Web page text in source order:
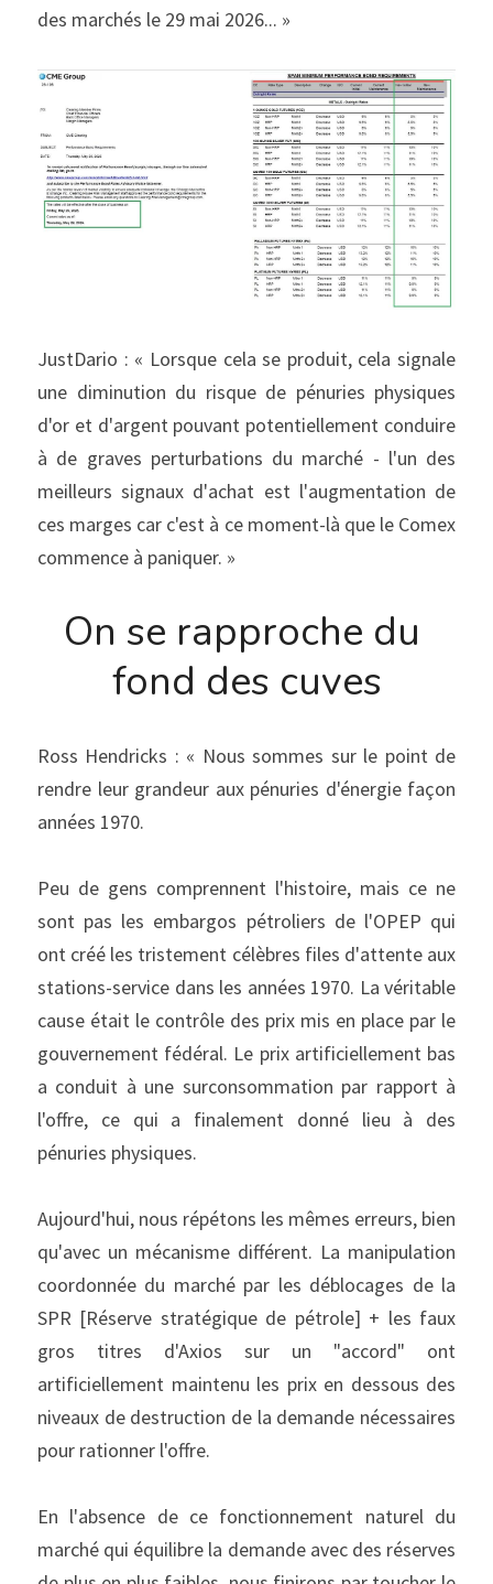
des marchés le 29 mai 2026... »
JustDario : « Lorsque cela se produit, cela signale
une diminution du risque de pénuries physiques
d'or et d'argent pouvant potentiellement conduire
à de graves perturbations du marché - l'un des
meilleurs signaux d'achat est l'augmentation de
ces marges car c'est à ce moment-là que le Comex
commence à paniquer. »
On se rapproche du
fond des cuves
Ross Hendricks : « Nous sommes sur le point de
rendre leur grandeur aux pénuries d'énergie façon
années 1970.
Peu de gens comprennent l'histoire, mais ce ne
sont pas les embargos pétroliers de l'OPEP qui
ont créé les tristement célèbres files d'attente aux
stations-service dans les années 1970. La véritable
cause était le contrôle des prix mis en place par le
gouvernement fédéral. Le prix artificiellement bas
a conduit à une surconsommation par rapport à
l'offre, ce qui a finalement donné lieu à des
pénuries physiques.
Aujourd'hui, nous répétons les mêmes erreurs, bien
qu'avec un mécanisme différent. La manipulation
coordonnée du marché par les déblocages de la
SPR [Réserve stratégique de pétrole] + les faux
gros titres d'Axios sur un "accord" ont
artificiellement maintenu les prix en dessous des
niveaux de destruction de la demande nécessaires
pour rationner l'offre.
En l'absence de ce fonctionnement naturel du
marché qui équilibre la demande avec des réserves